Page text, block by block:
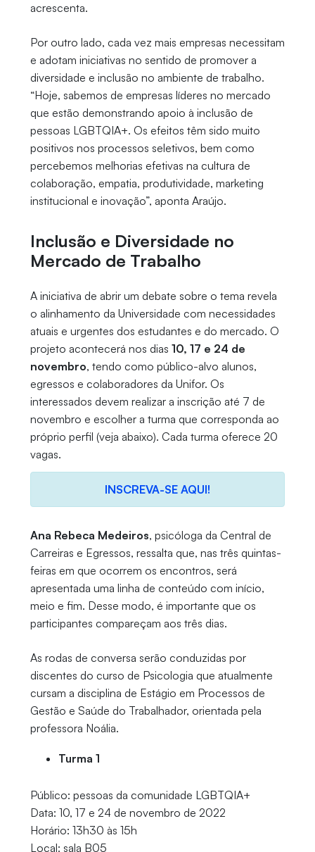
acrescenta.
Por outro lado, cada vez mais empresas necessitam
e adotam iniciativas no sentido de promover a
diversidade e inclusão no ambiente de trabalho.
“Hoje, sabemos de empresas líderes no mercado
que estão demonstrando apoio à inclusão de
pessoas LGBTQIA+. Os efeitos têm sido muito
positivos nos processos seletivos, bem como
percebemos melhorias efetivas na cultura de
colaboração, empatia, produtividade, marketing
institucional e inovação”, aponta Araújo.
Inclusão e Diversidade no
Mercado de Trabalho
A iniciativa de abrir um debate sobre o tema revela
o alinhamento da Universidade com necessidades
atuais e urgentes dos estudantes e do mercado. O
projeto acontecerá nos dias 10, 17 e 24 de
novembro, tendo como público-alvo alunos,
egressos e colaboradores da Unifor. Os
interessados devem realizar a inscrição até 7 de
novembro e escolher a turma que corresponda ao
próprio perfil (veja abaixo). Cada turma oferece 20
vagas.
INSCREVA-SE AQUI!
Ana Rebeca Medeiros, psicóloga da Central de
Carreiras e Egressos, ressalta que, nas três quintas-
feiras em que ocorrem os encontros, será
apresentada uma linha de conteúdo com início,
meio e fim. Desse modo, é importante que os
participantes compareçam aos três dias.
As rodas de conversa serão conduzidas por
discentes do curso de Psicologia que atualmente
cursam a disciplina de Estágio em Processos de
Gestão e Saúde do Trabalhador, orientada pela
professora Noália.
Turma 1
Público: pessoas da comunidade LGBTQIA+
Data: 10, 17 e 24 de novembro de 2022
Horário: 13h30 às 15h
Local: sala B05